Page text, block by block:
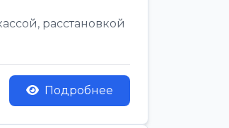
расстановкой
Подробнее